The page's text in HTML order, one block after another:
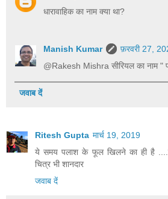
धारावाहिक का नाम क्या था?
Manish Kumar
फ़रवरी 27,
@Rakesh Mishra सीरियल का नाम
जवाब दें
Ritesh Gupta मार्च 19, 2019
ये समय पलाश के फूल खिलने का ही है
चित्र भी शानदार
जवाब दें